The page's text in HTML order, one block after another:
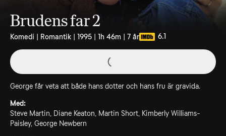
Brudens far 2
Komedi | Romantik | 1995 | 1h 46m | 7 år 6.1
George får veta att både hans dotter och hans fru är gravida.
Med:
Steve Martin, Diane Keaton, Martin Short, Kimberly Williams-
Paisley, George Newbern